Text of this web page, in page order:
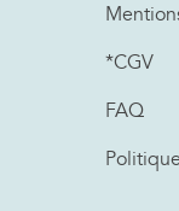
*CGV
FAQ